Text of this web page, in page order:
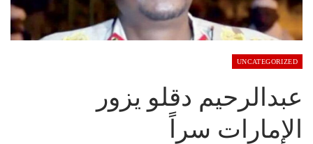
UNCATEGORIZED
عبدالرحيم دقلو يزور
الإمارات سراً